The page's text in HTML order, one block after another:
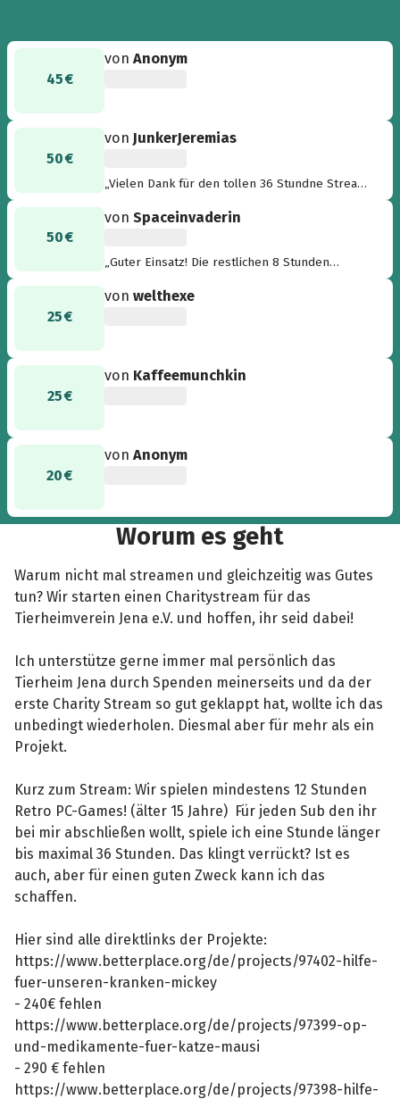
45 €
vonAnonym
50 €
von JunkerJeremias
„Vielen Dank für den tollen 36 Stundne Stream.
50 €
vonSpaceinvaderin
„Guter Einsatz! Die restlichen 8 Stunden
25 €
vonwelthexe
25 €
von Kaffeemunchkin
20 €
vonAnonym
Worum es geht
Warum nicht mal streamen und gleichzeitig was Gutes
tun? Wir starten einen Charitystream für das
Tierheimverein Jena e.V. und hoffen, ihr seid dabei!
Ich unterstütze gerne immer mal persönlich das
Tierheim Jena durch Spenden meinerseits und da der
erste Charity Stream so gut geklappt hat, wollte ich das
unbedingt wiederholen. Diesmal aber für mehr als ein
Projekt.
Kurz zum Stream: Wir spielen mindestens 12 Stunden
Retro PC-Games! (älter 15 Jahre) Für jeden Sub den ihr
bei mir abschließen wollt, spiele ich eine Stunde länger
bis maximal 36 Stunden. Das klingt verrückt? Ist es
auch, aber für einen guten Zweck kann ich das
schaffen.
Hier sind alle direktlinks der Projekte:
https://www.betterplace.org/de/projects/97402-hilfe-
fuer-unseren-kranken-mickey
- 240€ fehlen
https://www.betterplace.org/de/projects/97399-op-
und-medikamente-fuer-katze-mausi
- 290 € fehlen
https://www.betterplace.org/de/projects/97398-hilfe-